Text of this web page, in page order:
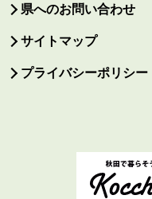
県へのお問い合わせ
サイトマップ
プライバシーポリシー